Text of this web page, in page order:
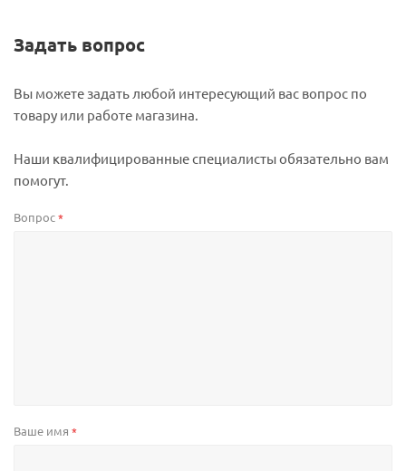
Задать вопрос
Вы можете задать любой интересующий вас вопрос по
товару или работе магазина.
Наши квалифицированные специалисты обязательно вам
помогут.
Вопрос*
Ваше имя *